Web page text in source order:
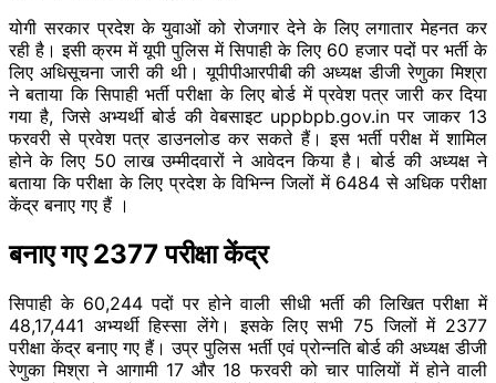
योगी सरकार प्रदेश के युवाओं को रोजगार देने के लिए लगातार मेहनत कर
रही है। इसी क्रम में यूपी पुलिस में सिपाही के लिए 60 हजार पदों पर भर्ती के
लिए अधिसूचना जारी की थी। यूपीपीआरपीबी की अध्यक्ष डीजी रेणुका मिश्रा
ने बताया कि सिपाही भर्ती परीक्षा के लिए बोर्ड में प्रवेश पत्र जारी कर दिया
गया है, जिसे अभ्यर्थी बोर्ड की वेबसाइट uppbpb.gov.in पर जाकर 13
फरवरी से प्रवेश पत्र डाउनलोड कर सकते हैं। इस भर्ती परीक्ष में शामिल
होने के लिए 50 लाख उम्मीदवारों ने आवेदन किया है। बोर्ड की अध्यक्ष ने
बताया कि परीक्षा के लिए प्रदेश के विभिन्न जिलों में 6484 से अधिक परीक्षा
केंद्र बनाए गए हैं ।
बनाए गए 2377 परीक्षा केंद्र
सिपाही के 60,244 पदों पर होने वाली सीधी भर्ती की लिखित परीक्षा में
48,17,441 अभ्यर्थी हिस्सा लेंगे। इसके लिए सभी 75 जिलों में 2377
परीक्षा केंद्र बनाए गए हैं। उप्र पुलिस भर्ती एवं प्रोन्नति बोर्ड की अध्यक्ष डीजी
रेणुका मिश्रा ने आगामी 17 और 18 फरवरी को चार पालियों में होने वाली